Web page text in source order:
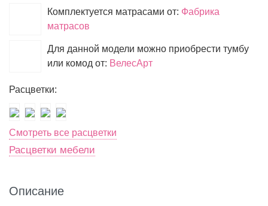
Комплектуется матрасами от: Фабрика
матрасов
Для данной модели можно приобрести тумбу
или комод от: ВелесАрт
Расцветки:
Смотреть все расцветки
Расцветки мебели
Описание